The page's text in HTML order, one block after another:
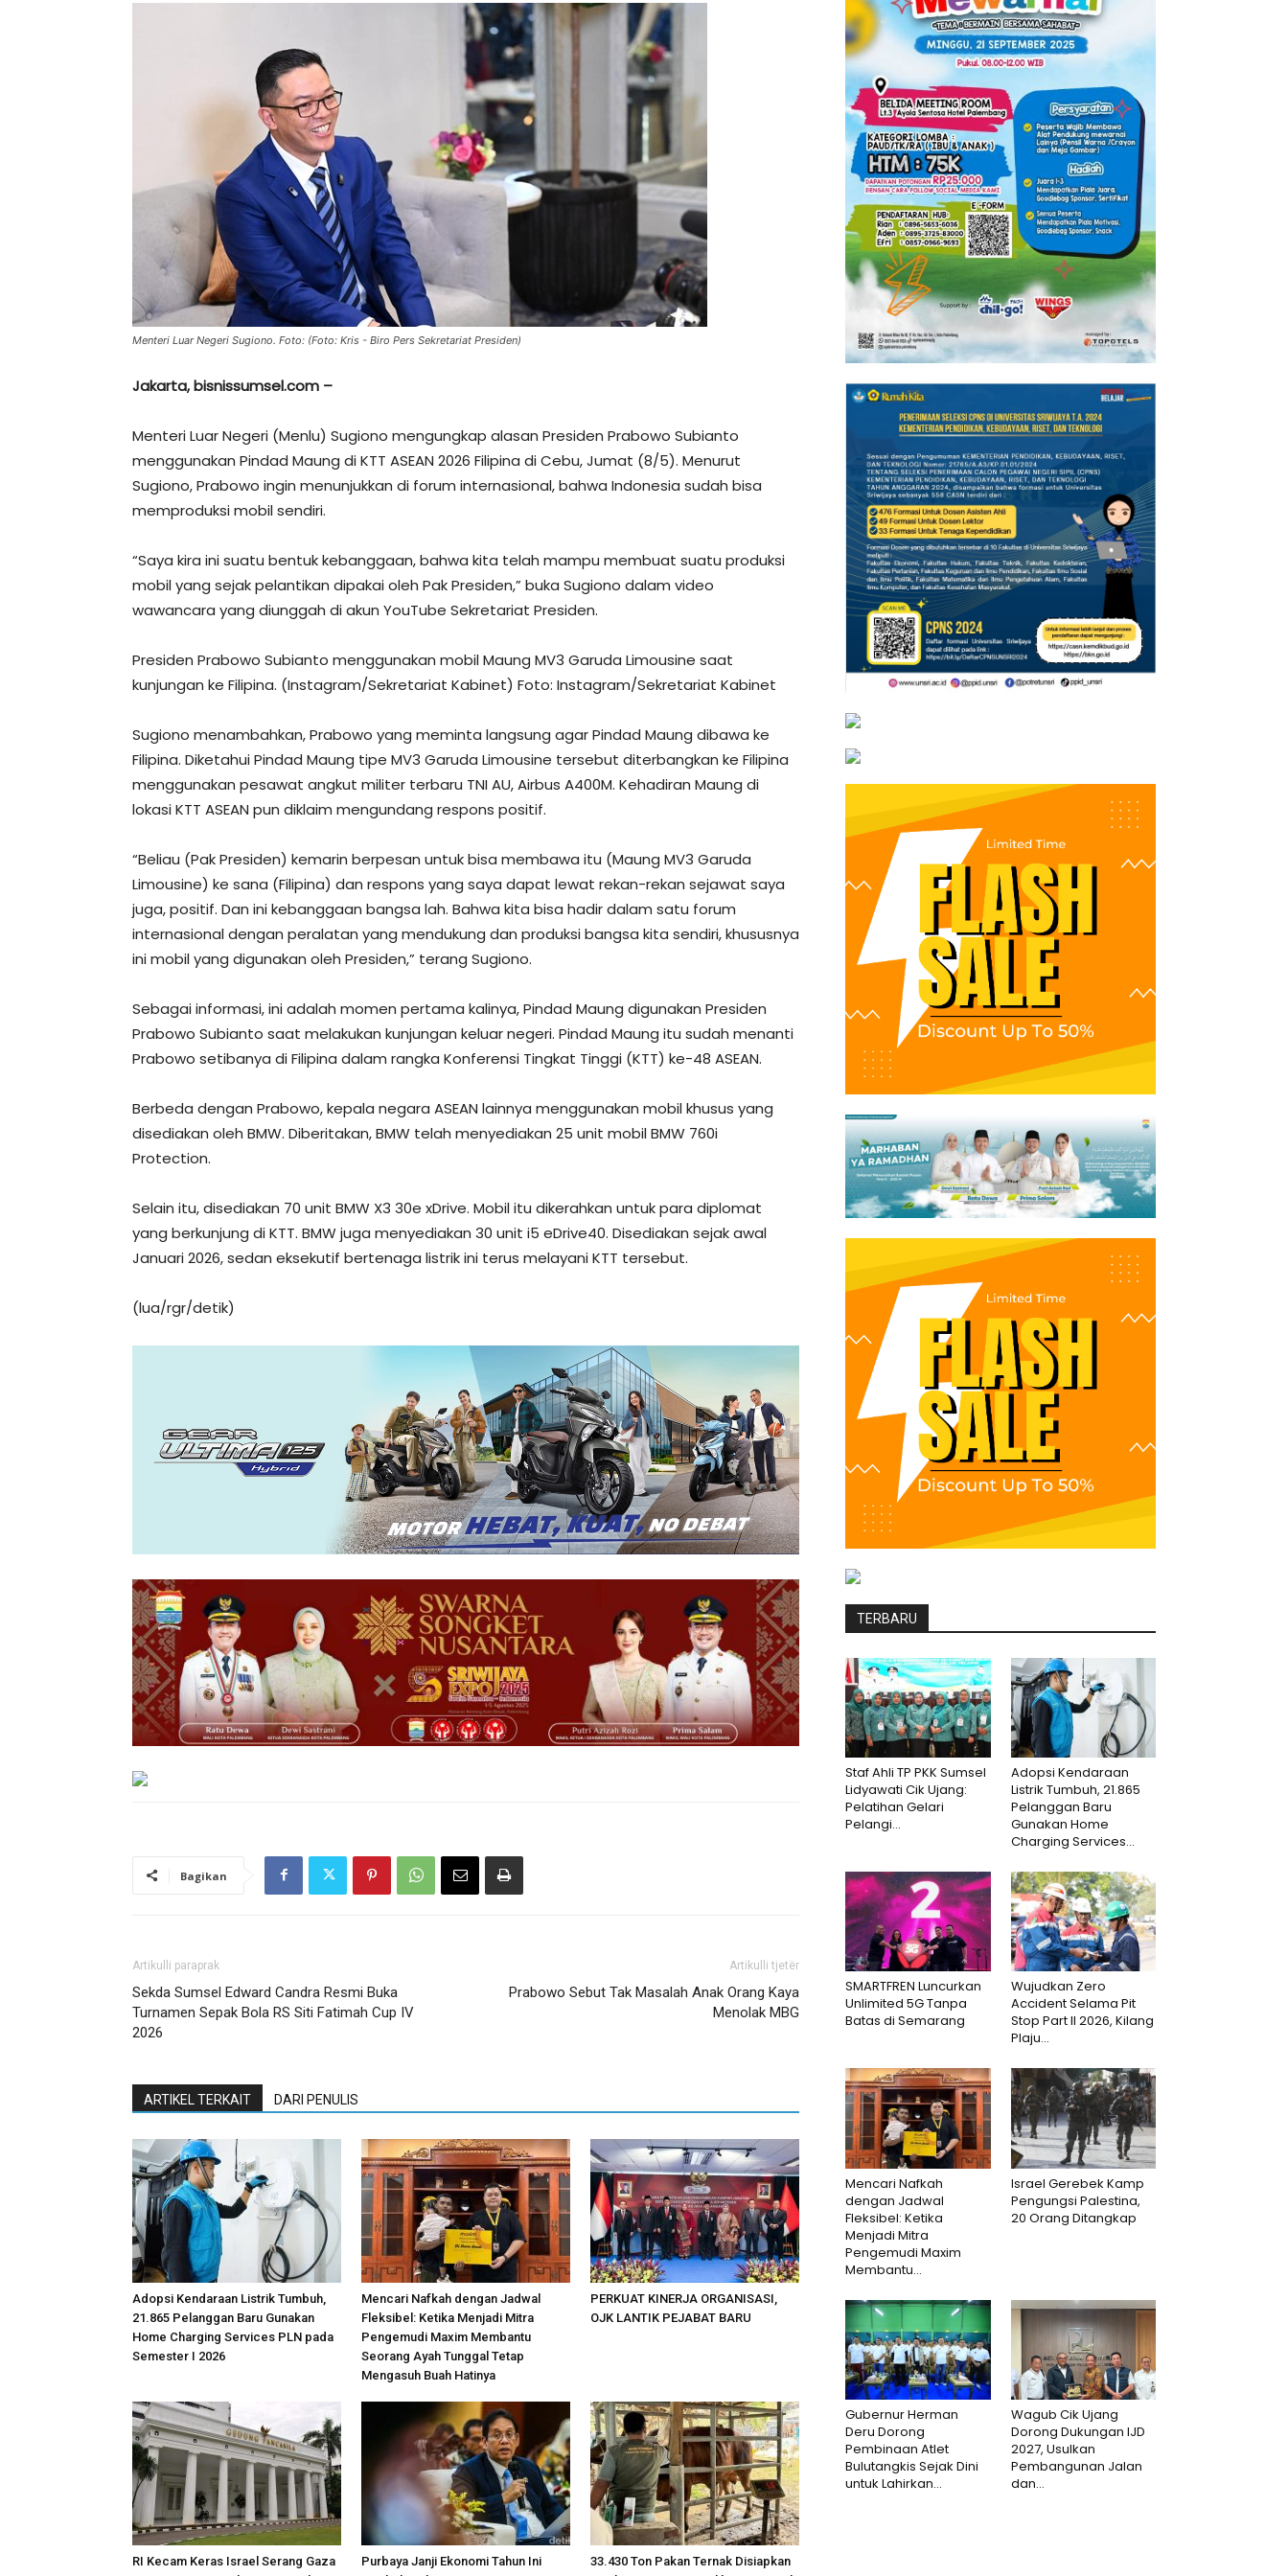
Menteri Luar Negeri Sugiono. Foto: (Foto: Kris - Biro Pers Sekretariat Presiden)
Jakarta, bisnissumsel.com –
Menteri Luar Negeri (Menlu) Sugiono mengungkap alasan Presiden Prabowo Subianto
menggunakan Pindad Maung di KTT ASEAN 2026 Filipina di Cebu, Jumat (8/5). Menurut
Sugiono, Prabowo ingin menunjukkan di forum internasional, bahwa Indonesia sudah bisa
memproduksi mobil sendiri.
“Saya kira ini suatu bentuk kebanggaan, bahwa kita telah mampu membuat suatu produksi
mobil yang sejak pelantikan dipakai oleh Pak Presiden,” buka Sugiono dalam video
wawancara yang diunggah di akun YouTube Sekretariat Presiden.
Presiden Prabowo Subianto menggunakan mobil Maung MV3 Garuda Limousine saat
kunjungan ke Filipina. (Instagram/Sekretariat Kabinet) Foto: Instagram/Sekretariat Kabinet
Sugiono menambahkan, Prabowo yang meminta langsung agar Pindad Maung dibawa ke
Filipina. Diketahui Pindad Maung tipe MV3 Garuda Limousine tersebut diterbangkan ke Filipina
menggunakan pesawat angkut militer terbaru TNI AU, Airbus A400M. Kehadiran Maung di
lokasi KTT ASEAN pun diklaim mengundang respons positif.
“Beliau (Pak Presiden) kemarin berpesan untuk bisa membawa itu (Maung MV3 Garuda
Limousine) ke sana (Filipina) dan respons yang saya dapat lewat rekan-rekan sejawat saya
juga, positif. Dan ini kebanggaan bangsa lah. Bahwa kita bisa hadir dalam satu forum
internasional dengan peralatan yang mendukung dan produksi bangsa kita sendiri, khususnya
ini mobil yang digunakan oleh Presiden,” terang Sugiono.
Sebagai informasi, ini adalah momen pertama kalinya, Pindad Maung digunakan Presiden
Prabowo Subianto saat melakukan kunjungan keluar negeri. Pindad Maung itu sudah menanti
Prabowo setibanya di Filipina dalam rangka Konferensi Tingkat Tinggi (KTT) ke-48 ASEAN.
Berbeda dengan Prabowo, kepala negara ASEAN lainnya menggunakan mobil khusus yang
disediakan oleh BMW. Diberitakan, BMW telah menyediakan 25 unit mobil BMW 760i
Protection.
Selain itu, disediakan 70 unit BMW X3 30e xDrive. Mobil itu dikerahkan untuk para diplomat
yang berkunjung di KTT. BMW juga menyediakan 30 unit i5 eDrive40. Disediakan sejak awal
Januari 2026, sedan eksekutif bertenaga listrik ini terus melayani KTT tersebut.
(lua/rgr/detik)
Bagikan
Artikulli paraprak
Sekda Sumsel Edward Candra Resmi Buka
Turnamen Sepak Bola RS Siti Fatimah Cup IV
2026
Artikulli tjetër
Prabowo Sebut Tak Masalah Anak Orang Kaya
Menolak MBG
ARTIKEL TERKAIT DARI PENULIS
Adopsi Kendaraan Listrik Tumbuh,
21.865 Pelanggan Baru Gunakan
Home Charging Services PLN pada
Semester I 2026
Mencari Nafkah dengan Jadwal
Fleksibel: Ketika Menjadi Mitra
Pengemudi Maxim Membantu
Seorang Ayah Tunggal Tetap
Mengasuh Buah Hatinya
PERKUAT KINERJA ORGANISASI,
OJK LANTIK PEJABAT BARU
RI Kecam Keras Israel Serang Gaza
Purbaya Janji Ekonomi Tahun Ini
33.430 Ton Pakan Ternak Disiapkan
TERBARU
Staf Ahli TP PKK Sumsel
Lidyawati Cik Ujang:
Pelatihan Gelari
Pelangi...
Adopsi Kendaraan
Listrik Tumbuh, 21.865
Pelanggan Baru
Gunakan Home
Charging Services...
SMARTFREN Luncurkan
Unlimited 5G Tanpa
Batas di Semarang
Wujudkan Zero
Accident Selama Pit
Stop Part II 2026, Kilang
Plaju...
Mencari Nafkah
dengan Jadwal
Fleksibel: Ketika
Menjadi Mitra
Pengemudi Maxim
Membantu...
Israel Gerebek Kamp
Pengungsi Palestina,
20 Orang Ditangkap
Gubernur Herman
Deru Dorong
Pembinaan Atlet
Bulutangkis Sejak Dini
untuk Lahirkan...
Wagub Cik Ujang
Dorong Dukungan IJD
2027, Usulkan
Pembangunan Jalan
dan...